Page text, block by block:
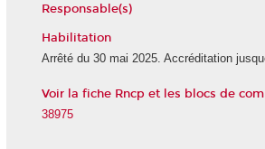
Responsable(s)
Habilitation
Arrêté du 30 mai 2025. Accréditation
Voir la fiche Rncp et les blocs de
38975